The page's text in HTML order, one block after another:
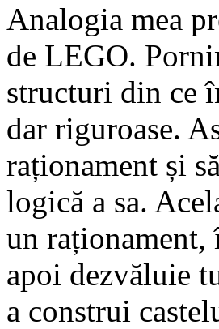
Analogia mea
de LEGO.
structuri din ce
dar riguroase.
raționament și
logică a sa.
un raționament,
apoi dezvăluie
a construi